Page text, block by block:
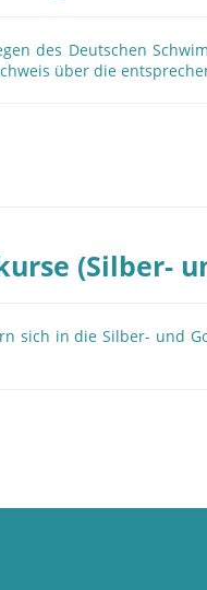
des Deutschen
über die
(Silber-
sich in die Silber- und